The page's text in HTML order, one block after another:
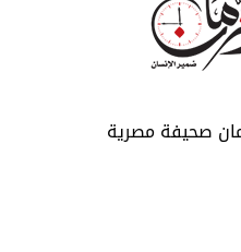
صحيفة مصرية